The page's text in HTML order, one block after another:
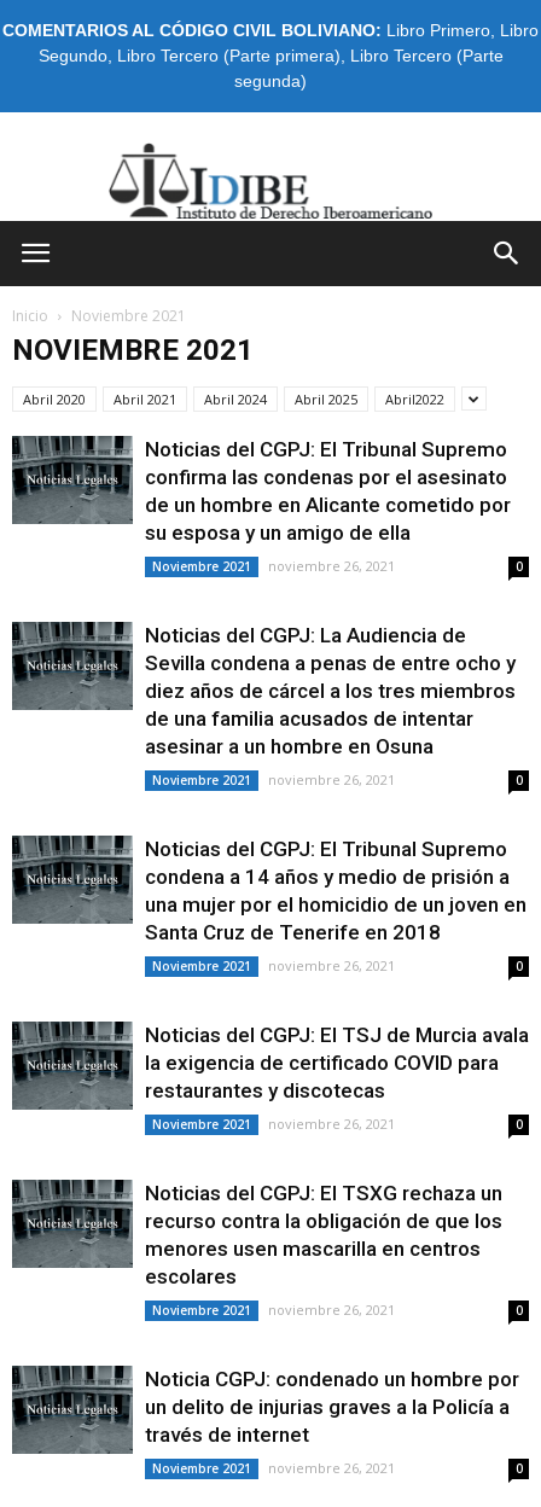
COMENTARIOS AL CÓDIGO CIVIL BOLIVIANO: Libro Primero Libro
Segundo, Libro Tercero (Parte primera)
Libro Tercero (Parte
segunda)
Inicio Noviembre 2021
NOVIEMBRE 2021
Abril 2020 Abril 2021 Abril 2024 Abril 2025 Abril2022
Noticias del CGPJ: El Tribunal Supremo
confirma las condenas por el asesinato
de un hombre en Alicante cometido por
su esposa y un amigo de ella
Noviembre 2021 noviembre 26, 2021 0
Noticias del CGPJ: La Audiencia de
Sevilla condena a penas de entre ocho y
diez años de cárcel a los tres miembros
de una familia acusados de intentar
asesinar a un hombre en Osuna
Noviembre 2021 noviembre 26, 2021 0
Noticias del CGPJ: El Tribunal Supremo
condena a 14 años y medio de prisión a
una mujer por el homicidio de un joven en
Santa Cruz de Tenerife en 2018
Noviembre 2021 noviembre 26, 2021 0
Noticias del CGPJ: El TSJ de Murcia avala
la exigencia de certificado COVID para
restaurantes y discotecas
Noviembre 2021 noviembre 26, 2021 0
Noticias del CGPJ: El TSXG rechaza un
recurso contra la obligación de que los
menores usen mascarilla en centros
escolares
Noviembre 2021 noviembre 26, 2021 0
Noticia CGPJ: condenado un hombre por
un delito de injurias graves a la Policía a
través de internet
Noviembre 2021 noviembre 26, 2021 0